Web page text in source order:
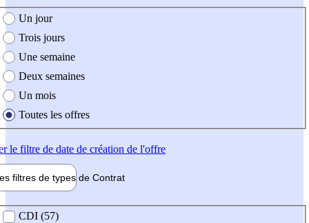
création de l'offre
Un jour
Trois jours
Une semaine
Deux semaines
Un mois
Toutes les offres
le filtre de date de création de l'offre
filtres de types de Contrat
contrat
CDI (57)